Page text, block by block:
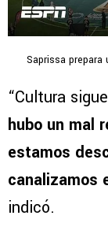
Saprissa prepara
“Cultura
hubo un mal
estamos
canalizamos
indicó.